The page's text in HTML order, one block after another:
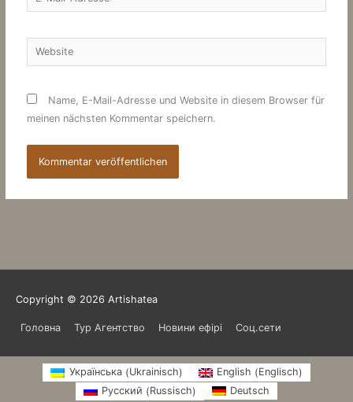
Mail-
Website
Name, E-Mail-Adresse und Website in diesem Browser für
meinen nächsten Kommentar speichern.
Copyright © 2026 Artishatea
Головна Тур Агентство Новини ефірі Соц.сети
Українська(Ukrainisch) English (Englisch)
Русский (Russisch) Deutsch